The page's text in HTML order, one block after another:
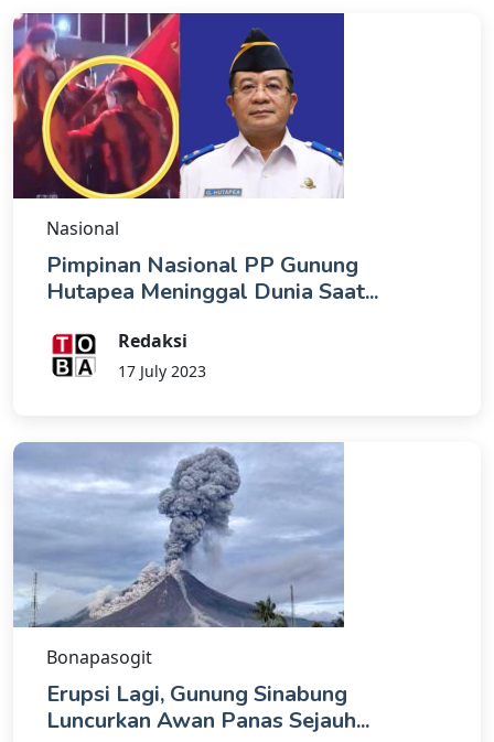
Nasional
Pimpinan Nasional PP Gunung
Hutapea Meninggal Dunia Saat...
Redaksi
17 July 2023
Bonapasogit
Erupsi Lagi, Gunung Sinabung
Luncurkan Awan Panas Sejauh...